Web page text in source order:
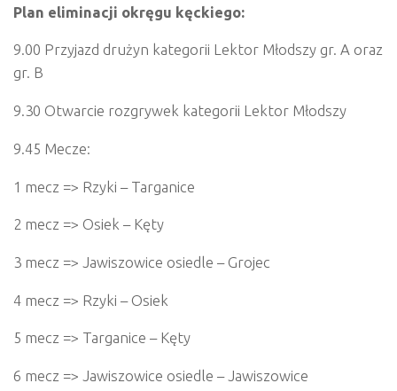
Plan eliminacji okręgu kęckiego:
9.00 Przyjazd drużyn kategorii Lektor Młodszy gr. A oraz
gr. B
9.30 Otwarcie rozgrywek kategorii Lektor Młodszy
9.45 Mecze:
1 mecz => Rzyki – Targanice
2 mecz => Osiek – Kęty
3 mecz => Jawiszowice osiedle – Grojec
4 mecz => Rzyki – Osiek
5 mecz => Targanice – Kęty
6 mecz => Jawiszowice osiedle – Jawiszowice